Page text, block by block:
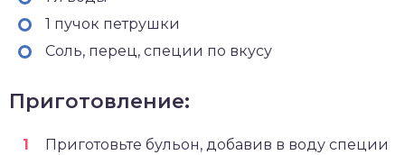
1 пучок петрушки
Соль, перец, специи по вкусу
Приготовление:
Приготовьте бульон, добавив в воду специи